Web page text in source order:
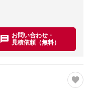
お問い合わせ・
見積依頼（無料）